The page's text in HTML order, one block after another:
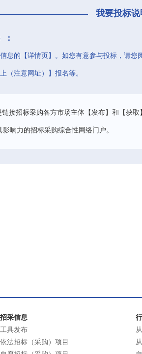
我要投标说
：
息的【详情页】。如您有意参与投标，请
（注意网址）】报名等。
链接招标采购各方市场主体【发布】和【获
响力的招标采购综合性网络门户。
招采信息
工具发布
依法招标（采购）项目